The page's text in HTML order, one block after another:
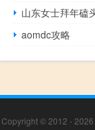
山东女士拜年磕
aomdc攻略
Copyright © 2012 - 2026